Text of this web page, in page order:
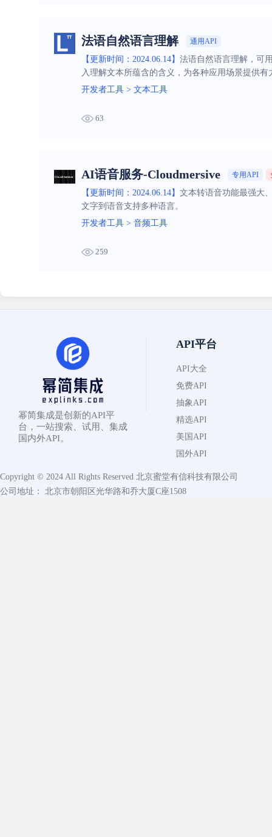
法语自然语言理解 通用API
【更新时间：2024.06.14】 法语自然语言理解，可
入理解文本所蕴含的含义，为各种应用场景提供有
开发者工具 > 文本工具
63
AI语音服务-Cloudmersive 专用API
【更新时间：2024.06.14】 文本转语音功能最强大
文字到语音支持多种语言。
开发者工具 > 音频工具
259
幂简集成是创新的API平
台，一站搜索、试用、集成
国内外API。
API平台
API大全
免费API
抽象API
精选API
美国API
国外API
Copyright © 2024 All Rights Reserved 北京蜜堂有信科技有限公司
公司地址： 北京市朝阳区光华路和乔大厦C座1508